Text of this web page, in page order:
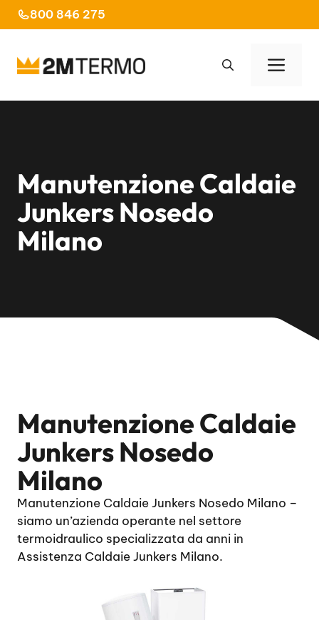
al
800 846 275
Manutenzione Caldaie
Junkers Nosedo
Milano
Manutenzione Caldaie
Junkers Nosedo
Milano
Manutenzione Caldaie Junkers Nosedo Milano –
siamo un’azienda operante nel settore
termoidraulico specializzata da anni in
Assistenza Caldaie Junkers Milano.